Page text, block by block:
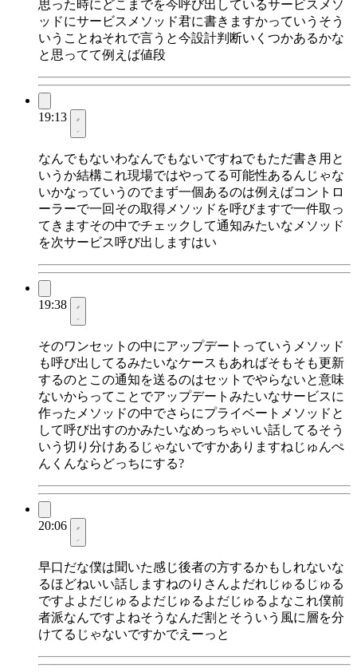
思った時にどこまでを今呼び出しているサービスメソ
ッドにサービスメソッド君に書きますかっていうそう
いうことねそれで言うと今設計判断いくつかあるかな
と思ってて例えば値段
19:13
なんでもないわなんでもないですねでもただ書き用と
いうか結構これ現場ではやってる可能性あるんじゃな
いかなっていうのでまず一個あるのは例えばコントロ
ーラーで一回その取得メソッドを呼びますで一件取っ
てきますその中でチェックして通知みたいなメソッド
を次サービス呼び出しますはい
19:38
そのワンセットの中にアップデートっていうメソッド
も呼び出してるみたいなケースもあればそもそも更新
するのとこの通知を送るのはセットでやらないと意味
ないからってことでアップデートみたいなサービスに
作ったメソッドの中でさらにプライベートメソッドと
して呼び出すのかみたいなめっちゃいい話してるそう
いう切り分けあるじゃないですかありますねじゅんぺ
んくんならどっちにする?
20:06
早口だな僕は聞いた感じ後者の方するかもしれないな
るほどねいい話しますねのりさんよだれじゅるじゅる
ですよよだじゅるよだじゅるよだじゅるよなこれ僕前
者派なんですよねそうなんだ割とそういう風に層を分
けてるじゃないですかでえーっと